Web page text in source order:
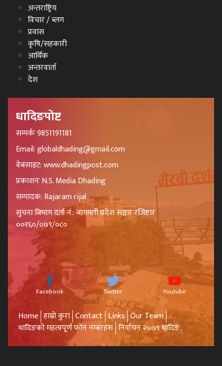
अन्तराष्ट्रिय
विचार / ब्लग
प्रवास
कृषि/सहकारी
आर्थिक
अन्तरवार्ता
देश
धादिङपोष्ट
सम्पर्कः 9851191181
Email: globaldhading@gmail.com
वेबसाइट: www.dhadingpost.com
प्रकाशनः N.S. Media Dhading
सम्पादक: Rajaram rijal
सुचना बिभाग दर्ता नं.: बागमती प्रदेश सञ्चार रजिष्टार
००१६०/०७९/०८०
Facebook Twitter Youtube
Home हाम्रो कुरा Contact Links Our Team
धादिङको महत्वपूर्ण फोन नम्बरहरु निर्वाचन २०७९ धादिङ